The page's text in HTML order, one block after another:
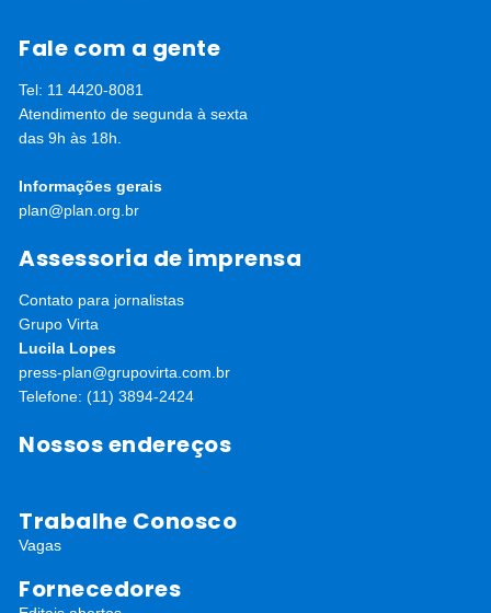
Fale com a gente
Tel: 11 4420-8081
Atendimento de segunda à sexta
das 9h às 18h.
Informações gerais
plan@plan.org.br
Assessoria de imprensa
Contato para jornalistas
Grupo Virta
Lucila Lopes
press-plan@grupovirta.com.br
Telefone: (11) 3894-2424
Nossos endereços
Trabalhe Conosco
Vagas
Fornecedores